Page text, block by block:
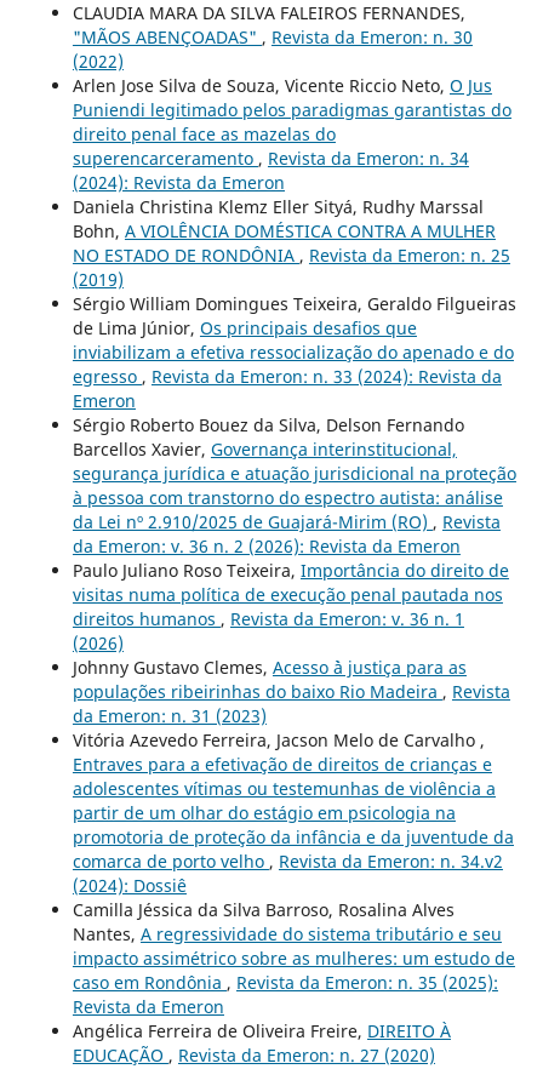
CLAUDIA MARA DA SILVA FALEIROS FERNANDES,
"MÃOS ABENÇOADAS" , Revista da Emeron: n. 30
(2022)
Arlen Jose Silva de Souza, Vicente Riccio Neto, O Jus
Puniendi legitimado pelos paradigmas garantistas do
direito penal face as mazelas do
superencarceramento , Revista da Emeron: n. 34
(2024): Revista da Emeron
Daniela Christina Klemz Eller Sityá, Rudhy Marssal
Bohn, A VIOLÊNCIA DOMÉSTICA CONTRA A MULHER
NO ESTADO DE RONDÔNIA , Revista da Emeron: n. 25
(2019)
Sérgio William Domingues Teixeira, Geraldo Filgueiras
de Lima Júnior, Os principais desafios que
inviabilizam a efetiva ressocialização do apenado e do
egresso , Revista da Emeron: n. 33 (2024): Revista da
Emeron
Sérgio Roberto Bouez da Silva, Delson Fernando
Barcellos Xavier, Governança interinstitucional,
segurança jurídica e atuação jurisdicional na proteção
à pessoa com transtorno do espectro autista: análise
da Lei nº 2.910/2025 de Guajará-Mirim (RO) , Revista
da Emeron: v. 36 n. 2 (2026): Revista da Emeron
Paulo Juliano Roso Teixeira, Importância do direito de
visitas numa política de execução penal pautada nos
direitos humanos , Revista da Emeron: v. 36 n. 1
(2026)
Johnny Gustavo Clemes, Acesso `à justiça para as
populações ribeirinhas do baixo Rio Madeira , Revista
da Emeron: n. 31 (2023)
Vitória Azevedo Ferreira, Jacson Melo de Carvalho ,
Entraves para a efetivação de direitos de crianças e
adolescentes vítimas ou testemunhas de violência a
partir de um olhar do estágio em psicologia na
promotoria de proteção da infância e da juventude da
comarca de porto velho , Revista da Emeron: n. 34.v2
(2024): Dossiê
Camilla Jéssica da Silva Barroso, Rosalina Alves
Nantes, A regressividade do sistema tributário e seu
impacto assimétrico sobre as mulheres: um estudo de
caso em Rondônia , Revista da Emeron: n. 35 (2025):
Revista da Emeron
Angélica Ferreira de Oliveira Freire, DIREITO À
EDUCAÇÃO , Revista da Emeron: n. 27 (2020)